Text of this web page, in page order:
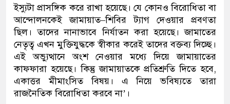
ইস্যুটা প্রাসঙ্গিক করে রাখা হয়েছে। যে কোনও বিরোধিতা বা
আন্দোলনকেই জামায়াত–শিবির ট্যাগ দেওয়ার প্রবণতা
ছিল। তাদের নানাভাবে নির্যাতন করা হয়েছে। জামাতের
নেতৃত্ব এখন মুক্তিযুদ্ধকে স্বীকার করেই তাদের বক্তব্য দিচ্ছে।
এই অভ্যুত্থানে অংশ নেওয়ার মধ্যে দিয়ে জামায়াতের
কাফফারা হয়েছে। কিন্তু জামায়াতকে প্রতিশ্রুতি দিতে হবে,
একাত্তর মীমাংসিত বিষয়। এ নিয়ে ভবিষ্যতে তারা
রাজনৈতিক বিরোধিতা করবে না’।